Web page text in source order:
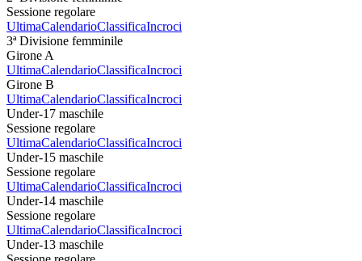
Sessione regolare
UltimaCalendarioClassificaIncroci
3ª Divisione femminile
Girone A
UltimaCalendarioClassificaIncroci
Girone B
UltimaCalendarioClassificaIncroci
Under-17 maschile
Sessione regolare
UltimaCalendarioClassificaIncroci
Under-15 maschile
Sessione regolare
UltimaCalendarioClassificaIncroci
Under-14 maschile
Sessione regolare
UltimaCalendarioClassificaIncroci
Under-13 maschile